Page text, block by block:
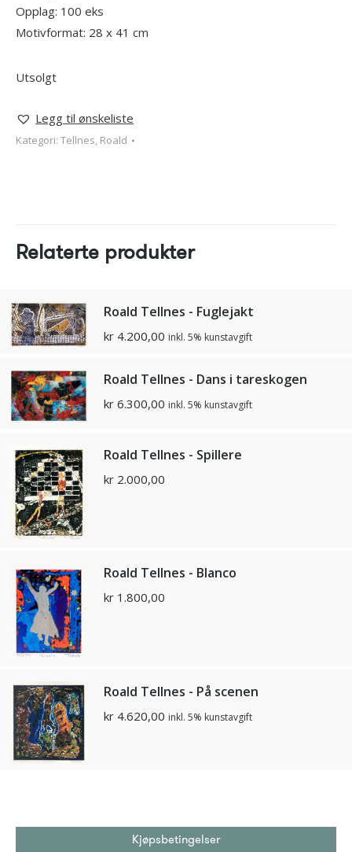
Opplag: 100 eks
Motivformat: 28 x 41 cm
Utsolgt
Legg til ønskeliste
Kategori: Tellnes, Roald
Relaterte produkter
Roald Tellnes - Fuglejakt
kr 4.200,00 inkl. 5% kunstavgift
Roald Tellnes - Dans i tareskogen
kr 6.300,00 inkl. 5% kunstavgift
Roald Tellnes - Spillere
kr 2.000,00
Roald Tellnes - Blanco
kr 1.800,00
Roald Tellnes - På scenen
kr 4.620,00 inkl. 5% kunstavgift
Kjøpsbetingelser